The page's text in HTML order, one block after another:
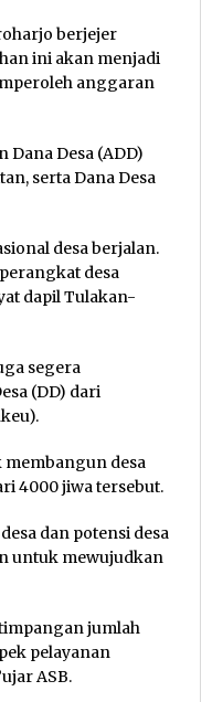
berjejer
ini akan menjadi
anggaran
Desa (ADD)
serta Dana Desa
desa berjalan.
desa
dapil Tulakan-
segera
(DD) dari
desa
4000 jiwa tersebut.
dan potensi desa
untuk mewujudkan
jumlah
pelayanan
ASB.